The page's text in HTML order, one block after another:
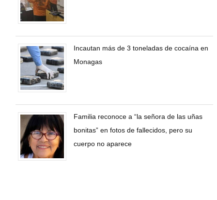
Incautan más de 3 toneladas de cocaína en
Monagas
Familia reconoce a “la señora de las uñas
bonitas” en fotos de fallecidos, pero su
cuerpo no aparece